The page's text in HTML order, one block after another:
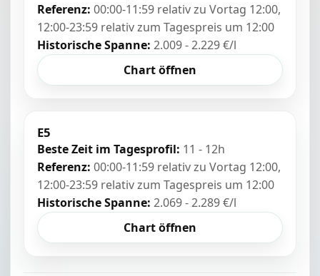
Referenz: 00:00-11:59 relativ zu Vortag 12:00,
12:00-23:59 relativ zum Tagespreis um 12:00
Historische Spanne: 2.009 - 2.229 €/l
Chart öffnen
E5
Beste Zeit im Tagesprofil: 11 - 12h
Referenz: 00:00-11:59 relativ zu Vortag 12:00,
12:00-23:59 relativ zum Tagespreis um 12:00
Historische Spanne: 2.069 - 2.289 €/l
Chart öffnen